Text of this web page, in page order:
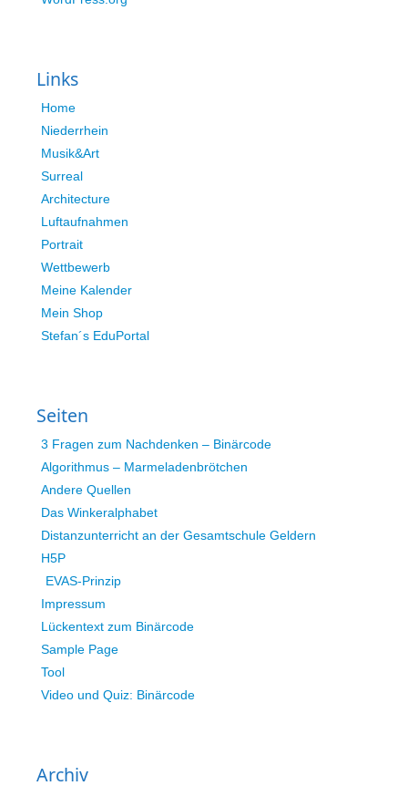
Links
Home
Niederrhein
Musik&Art
Surreal
Architecture
Luftaufnahmen
Portrait
Wettbewerb
Meine Kalender
Mein Shop
Stefan´s EduPortal
Seiten
3 Fragen zum Nachdenken – Binärcode
Algorithmus – Marmeladenbrötchen
Andere Quellen
Das Winkeralphabet
Distanzunterricht an der Gesamtschule Geldern
H5P
EVAS-Prinzip
Impressum
Lückentext zum Binärcode
Sample Page
Tool
Video und Quiz: Binärcode
Archiv